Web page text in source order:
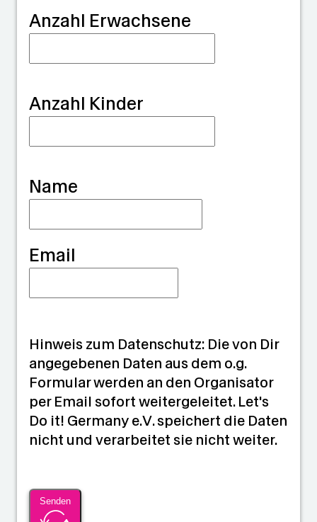
Anzahl Erwachsene
Anzahl Kinder
Name
Email
G
a
r
d
n
Hinweis zum Datenschutz: Die von Dir
angegebenen Daten aus dem o.g.
Formular werden an den Organisator
per Email sofort weitergeleitet. Let's
Do it! Germany e.V. speichert die Daten
nicht und verarbeitet sie nicht weiter.
Senden